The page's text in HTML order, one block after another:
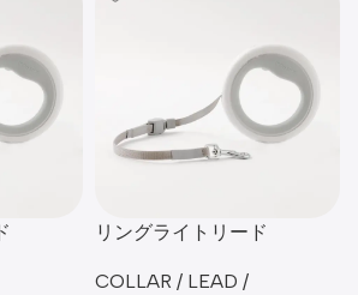
リングライトリード
COLLAR / LEAD /